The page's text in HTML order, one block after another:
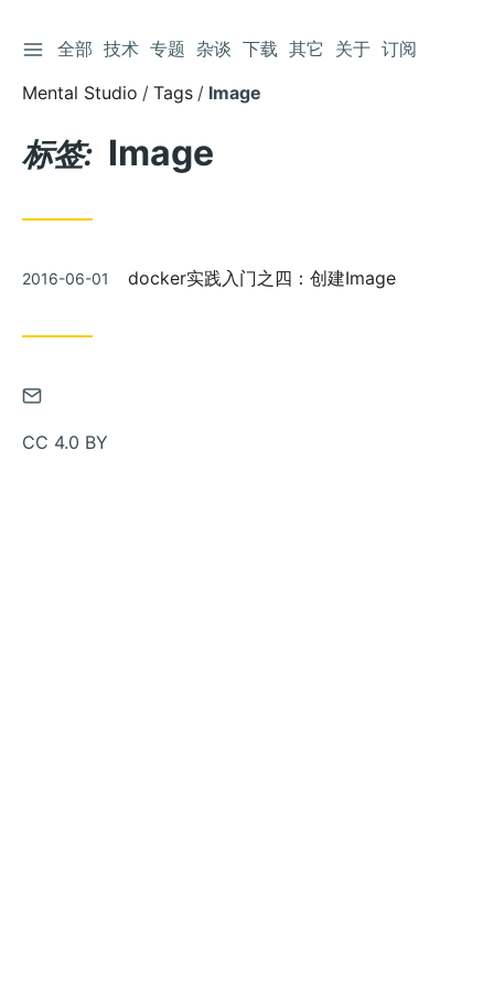
跳
到
章
切换侧边栏
全部 技术 专题 杂谈 下载 其它 关于 订阅
Mental Studio
Tags Image
标签: Image
发
2016-06-01 docker实践入门之四：创建Image
通
邮
CC 4.0 BY